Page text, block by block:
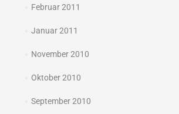
Februar 2011
Januar 2011
November 2010
Oktober 2010
September 2010